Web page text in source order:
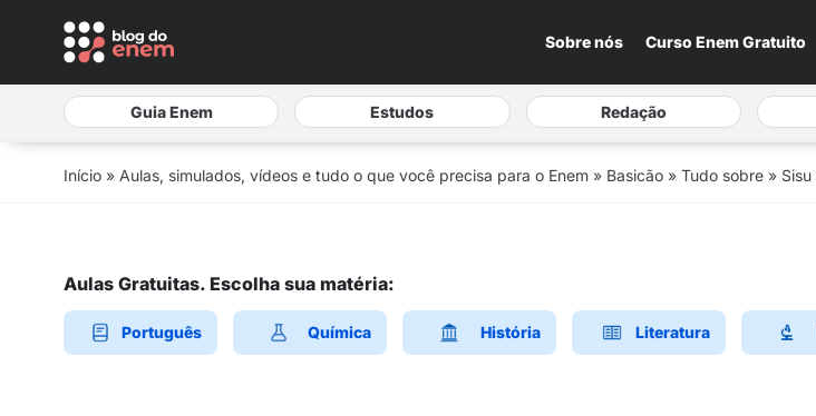
Sobre nós Curso Enem Gratuito
Guia Enem Estudos Redação
Início » Aulas, simulados, vídeos e tudo o que você precisa para o Enem » Basicão » Tudo sobre » Sisu
Aulas Gratuitas. Escolha sua matéria:
Português Química História Literatura